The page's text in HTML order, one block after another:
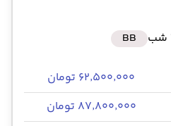
BB
۶۲٬۵۰۰٬۰۰۰ تومان
۸۷٬۸۰۰٬۰۰۰ تومان